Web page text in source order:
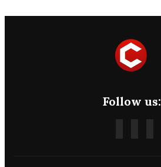
Follow us: